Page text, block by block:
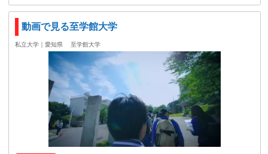
動画で見る至学館大学
私立大学｜愛知県 至学館大学